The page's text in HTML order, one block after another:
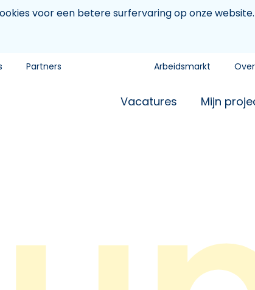
voor een betere surfervaring op onze
Partners Arbeidsmarkt
Vacatures Mijn